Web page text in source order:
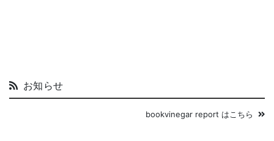
お知らせ
bookvinegar report はこちら